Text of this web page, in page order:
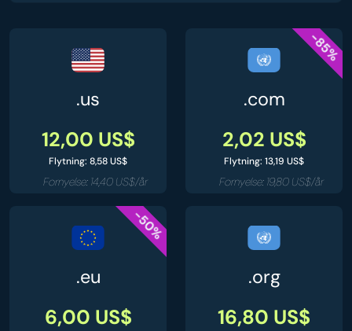
.us
12,00 US$
Flytning: 8,58 US$
Fornyelse: 14,40 US$/år
-85%
.com
2,02 US$
Flytning: 13,19 US$
Fornyelse: 19,80 US$/år
-50%
.eu
6,00 US$
.org
16,80 US$